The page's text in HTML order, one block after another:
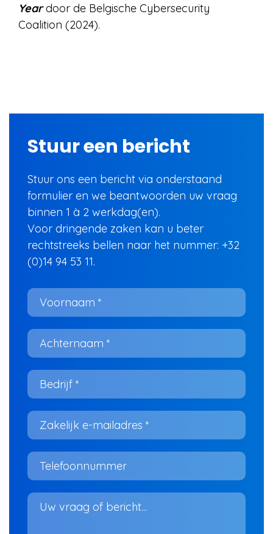
Yeardoor de Belgische Cybersecurity
Coalition (2024).
Stuur een bericht
Stuur ons een bericht via onderstaand
formulier en we beantwoorden uw vraag
binnen 1 à 2 werkdag(en).
Voor dringende zaken kan u beter
rechtstreeks bellen naar het nummer: +32
(0)14 94 53 11.